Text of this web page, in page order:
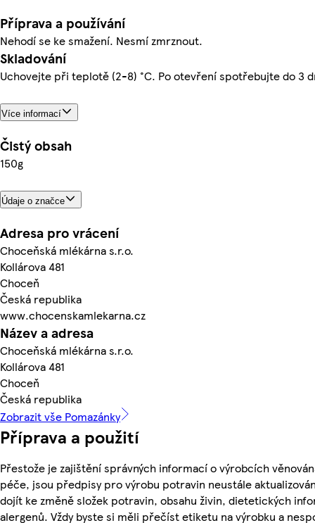
Příprava a používání
Nehodí se ke smažení. Nesmí zmrznout.
Skladování
Uchovejte při teplotě (2-8) °C. Po otevření spotřebujte do 3
Více informací
Čistý obsah
150g
Údaje o značce
Adresa pro vrácení
Choceňská mlékárna s.r.o.
Kollárova 481
Choceň
Česká republika
www.chocenskamlekarna.cz
Název a adresa
Choceňská mlékárna s.r.o.
Kollárova 481
Choceň
Česká republika
Zobrazit vše Pomazánky
Příprava a použití
Přestože je zajištění správných informací o výrobcích
péče, jsou předpisy pro výrobu potravin neustále
dojít ke změně složek potravin, obsahu živin, dietetických
alergenů. Vždy byste si měli přečíst etiketu na výrobku a